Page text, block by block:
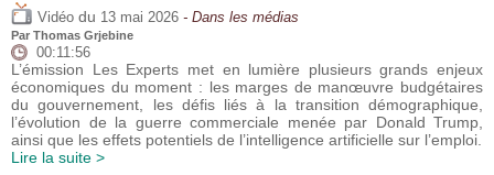
Vidéo du 13 mai 2026 - Dans les médias
Par Thomas Grjebine
00:11:56
L’émission Les Experts met en lumière plusieurs grands enjeux
économiques du moment : les marges de manœuvre budgétaires
du gouvernement, les défis liés à la transition démographique,
l’évolution de la guerre commerciale menée par Donald Trump,
ainsi que les effets potentiels de l’intelligence artificielle sur l’emploi.
Lire la suite >